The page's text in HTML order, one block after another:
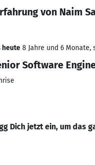
von Naim
heute 8 Jahre und 6 Monate,
Software
Dich jetzt ein, um das